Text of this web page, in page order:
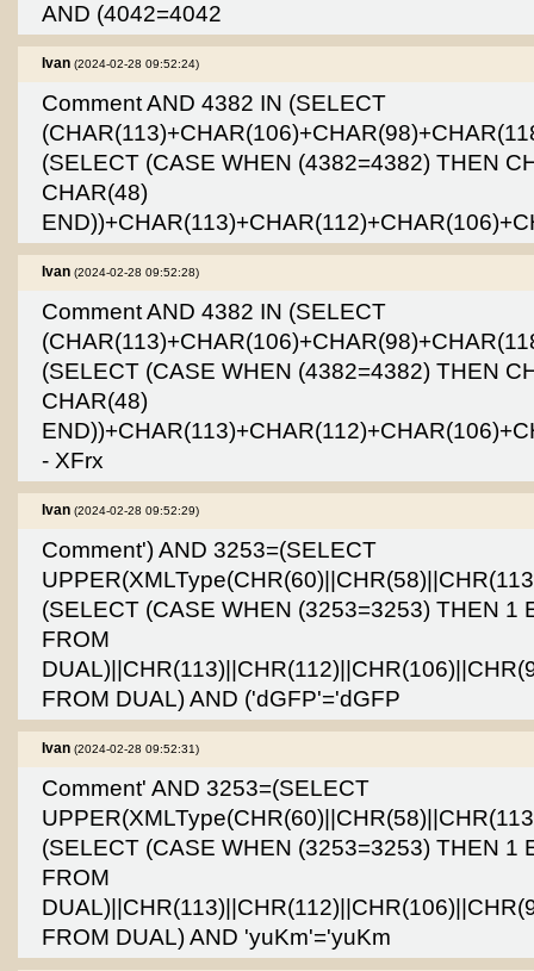
AND (4042=4042
Ivan (2024-02-28 09:52:24)
Comment AND 4382 IN (SELECT
(SELECT (CASE WHEN (4382=4382) THEN
CHAR(48)
Ivan (2024-02-28 09:52:28)
Comment AND 4382 IN (SELECT
(SELECT (CASE WHEN (4382=4382) THEN
CHAR(48)
- XFrx
Ivan (2024-02-28 09:52:29)
Comment') AND 3253=(SELECT
(SELECT (CASE WHEN (3253=3253) THEN 1
FROM
FROM DUAL) AND ('dGFP'='dGFP
Ivan (2024-02-28 09:52:31)
Comment' AND 3253=(SELECT
(SELECT (CASE WHEN (3253=3253) THEN 1
FROM
FROM DUAL) AND 'yuKm'='yuKm